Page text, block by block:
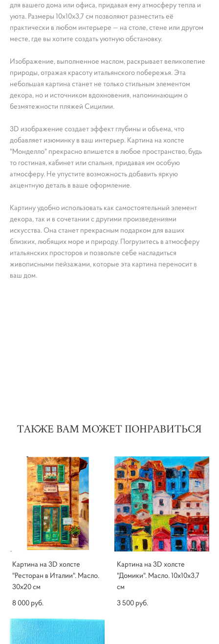
для вашего дома или офиса, придавая ему атмосферу тепла и
уюта. Размеры 10х10х3,7 см позволяют разместить её
практически в любом интерьере — на столе, стене или другом
месте, где вы хотите создать уютную обстановку.
Изображение, выполненное маслом, раскрывает великолепие
природы, отражая красоту итальянского побережья. Эта
небольшая картина станет не только стильным элементом
декора, но и источником вдохновения, напоминающим о
безмятежности пляжей Сицилии.
3D изображение создает эффект глубины и объема, что
добавляет изюминку в ваш интерьер. Картина на холсте
"Монделло" прекрасно впишется в любое пространство, будь
то гостиная, кабинет или спальня, придавая им особую
атмосферу. Не упустите возможность добавить яркую
акцентную деталь в ваше оформление.
Картину удобно использовать как самостоятельный элемент
декора, так и в сочетании с другими произведениями
искусства. Она станет прекрасным подарком для ваших
близких, любящих море и природу. Погрузитесь в атмосферу
итальянских просторов и позвольте себе насладиться
живописными пейзажами, которые эта картина переносит в
ваш дом.
ТАКЖЕ ВАМ МОЖЕТ ПОНРАВИТЬСЯ
Картина на 3D холсте
"Ресторан в Италии". Масло.
30х20 см
8 000 pуб.
Картина на 3D холсте
"Домики". Масло. 10х10х3,7
см
3 500 pуб.